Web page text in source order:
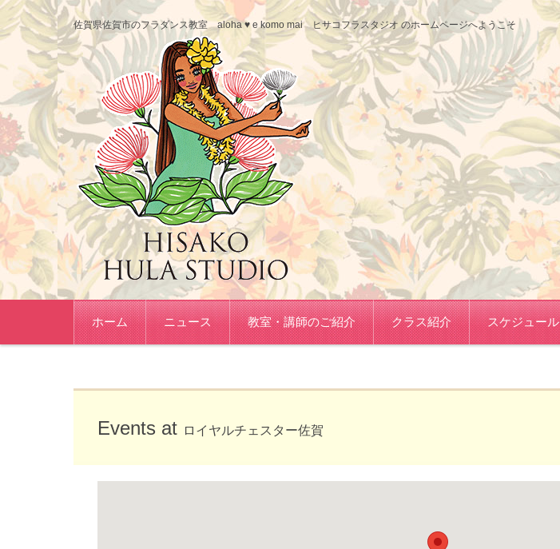
佐賀県佐賀市のフラダンス教室 aloha ♥ e komo mai ヒサコフラスタジオ のホームページへようこそ
コンテンツに移動
ホーム
ニュース 教室・講師のご紹介 クラス紹介 スケジュール
Events at ロイヤルチェスター佐賀